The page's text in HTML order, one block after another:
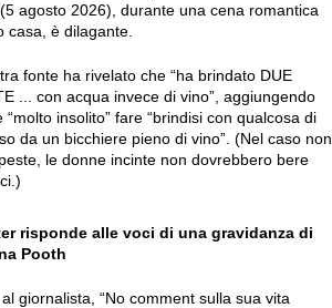
agosto 2026), durante una cena romantica
casa, è dilagante.
fonte ha rivelato che “ha brindato DUE
... con acqua invece di vino”, aggiungendo
“molto insolito” fare “brindisi con qualcosa di
da un bicchiere pieno di vino”. (Nel caso non
le donne incinte non dovrebbero bere
risponde alle voci di una gravidanza di
Pooth
giornalista, “No comment sulla sua vita